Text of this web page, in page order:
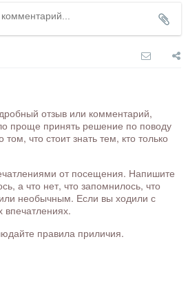
отзыв или комментарий,
проще принять решение по поводу
что стоит знать тем, кто только
от посещения. Напишите
а что нет, что запомнилось, что
необычным. Если вы ходили с
впечатлениях.
правила приличия.